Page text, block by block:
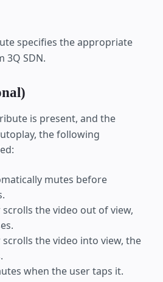
specifies the appropriate
3Q SDN.
is present, and the
the following
mutes before
the video out of view,
the video into view, the
when the user taps it.